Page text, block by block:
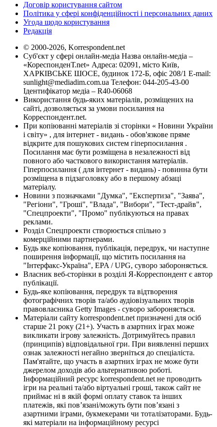
Договір користування сайтом
Політика у сфері конфіденційності і персональних даних
Угода щодо користування
Редакція
© 2000-2026, Korrespondent.net
Суб'єкт у сфері онлайн-медіа Назва онлайн-медіа –
«КореспонденТ.net» Адреса: 02091, місто Київ,
ХАРКІВСЬКЕ ШОСЕ, будинок 172-Б, офіс 208/1 E-mail:
sunlight@mediadim.com.ua Телефон: 044-205-43-00
Ідентифікатор медіа – R40-06068
Використання будь-яких матеріалів, розміщених на
сайті, дозволяється за умови посилання на
Корреспондент.net.
При копіюванні матеріалів зі сторінки « Новини України
і світу» , для інтернет - видань - обов'язкове пряме
відкрите для пошукових систем гіперпосилання .
Посилання має бути розміщена в незалежності від
повного або часткового використання матеріалів.
Гіперпосилання ( для інтернет - видань) - повинна бути
розміщена в підзаголовку або в першому абзаці
матеріалу.
Новини з позначками "Думка", "Експертиза", "Заява",
"Регіони", "Гроші", "Влада", "Вибори", "Тест-драйв",
"Спецпроекти", "Промо" публікуються на правах
реклами.
Розділ Спецпроекти створюється спільно з
комерційними партнерами.
Будь яке копіювання, публікація, передрук, чи наступне
поширення інформації, що містить посилання на
"Інтерфакс-Україна", EPA / UPG, суворо забороняється.
Власник веб-сторінки в розділі Я-Корреспондент є автор
публікації.
Будь-яке копіювання, передрук та відтворення
фотографічних творів та/або аудіовізуальних творів
правовласника Getty Images - суворо забороняється.
Матеріали сайту korrespondent.net призначені для осіб
старше 21 року (21+). Участь в азартних іграх може
викликати ігрову залежність. Дотримуйтесь правил
(принципів) відповідальної гри. При виявленні перших
ознак залежності негайно зверніться до спеціаліста.
Пам'ятайте, що участь в азартних іграх не може бути
джерелом доходів або альтернативою роботі.
Інформаційний ресурс korrespondent.net не проводить
ігри на реальні та/або віртуальні гроші, також сайт не
приймає ні в якій формі оплату ставок та інших
платежів, які пов’язані/можуть бути пов’язані з
азартними іграми, букмекерами чи тоталізаторами. Будь-
які матеріали на інформаційному ресурсі